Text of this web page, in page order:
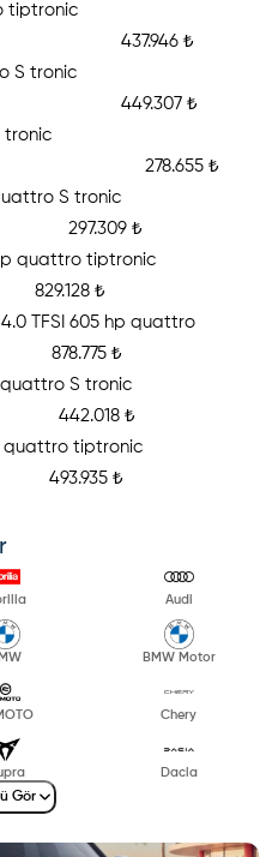
tiptronic
₺
S tronic
₺
tronic
₺
S tronic
₺
quattro tiptronic
₺
TFSI 605 hp quattro
₺
quattro S tronic
₺
quattro tiptronic
₺
Audi
BMW Motor
Chery
Dacia
Gör